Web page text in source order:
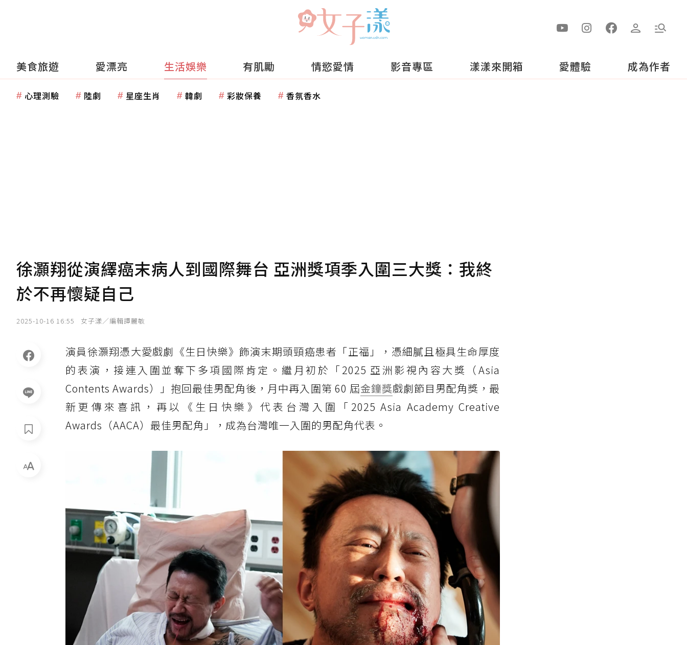
美食旅遊 愛漂亮 生活娛樂 有肌勵 情慾愛情 影音專區 漾漾來開箱 愛體驗 成為作者
心理測驗 陸劇 星座生肖 韓劇 彩妝保養 香氛香水
徐灝翔從演繹癌末病人到國際舞台 亞洲獎項季入圍三大獎：我終
於不再懷疑自己
2025-10-16 16:55 女子漾／編輯譚麗敏
演員徐灝翔憑大愛戲劇《生日快樂》飾演末期頭頸癌患者「正福」，憑細膩且極具生命厚度
的表演，接連入圍並奪下多項國際肯定。繼月初於「2025 亞洲影視內容大獎（Asia
Contents Awards）」抱回最佳男配角後，月中再入圍第 60 屆金鐘獎戲劇節目男配角獎，最
新更傳來喜訊，再以《生日快樂》代表台灣入圍「2025 Asia Academy Creative
Awards（AACA）最佳男配角」，成為台灣唯一入圍的男配角代表。